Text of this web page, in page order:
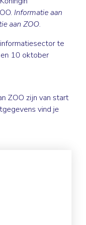
Informatie aan
aan ZOO.
te
10 oktober
ZOO zijn van start
vind je